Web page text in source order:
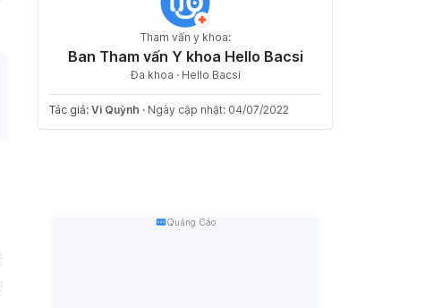
Tham vấn y khoa:
Ban Tham vấn Y khoa Hello Bacsi
Đa khoa · Hello Bacsi
Tác giả: Vi Quỳnh · Ngày cập nhật: 04/07/2022
Quảng Cáo